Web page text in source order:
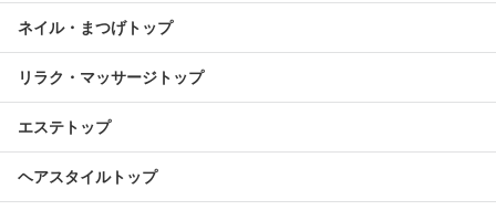
ネイル・まつげトップ
リラク・マッサージトップ
エステトップ
ヘアスタイルトップ